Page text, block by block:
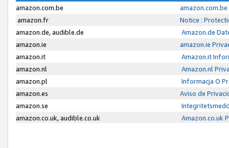
amazon.com.be
amazon.fr
Notice :
amazon.de, audible.de
Amazon.de
amazon.ie
amazon.ie
amazon.it
Amazon.it
amazon.nl
Amazon.nl
amazon.pl
Informacja O
amazon.es
Aviso de
amazon.se
amazon.co.uk, audible.co.uk
Amazon.co.uk